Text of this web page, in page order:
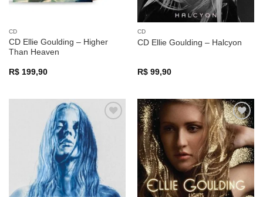
CD
CD Ellie Goulding – Higher
Than Heaven
R$199,90
CD
CD Ellie Goulding – Halcyon
R$99,90
Adicionar
a lista de
desejos
Adicionar
a lista de
desejos